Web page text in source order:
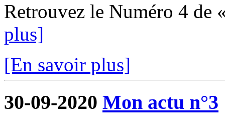
Retrouvez le Numéro 4 de
plus]
[En savoir plus]
30-09-2020 Mon actu n°3